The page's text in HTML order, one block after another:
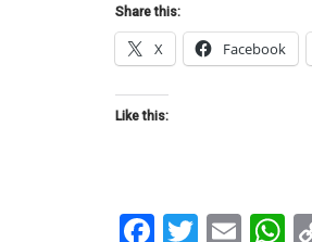
Share this:
X Facebook
Like this:
Facebook
Twitter